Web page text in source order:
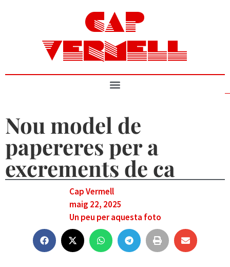
CAP
VERMELL
Nou model de
papereres per a
excrements de ca
Cap Vermell
maig 22, 2025
Un peu per aquesta foto